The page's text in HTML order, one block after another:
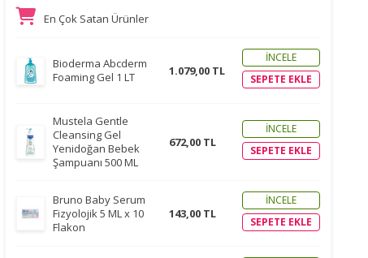
En Çok Satan Ürünler
Bioderma Abcderm
Foaming Gel 1 LT
1.079,00 TL
İNCELE
SEPETE EKLE
Mustela Gentle
Cleansing Gel
Yenidoğan Bebek
Şampuanı 500 ML
672,00 TL
İNCELE
SEPETE EKLE
Bruno Baby Serum
Fizyolojik 5 ML x 10
Flakon
143,00 TL
İNCELE
SEPETE EKLE